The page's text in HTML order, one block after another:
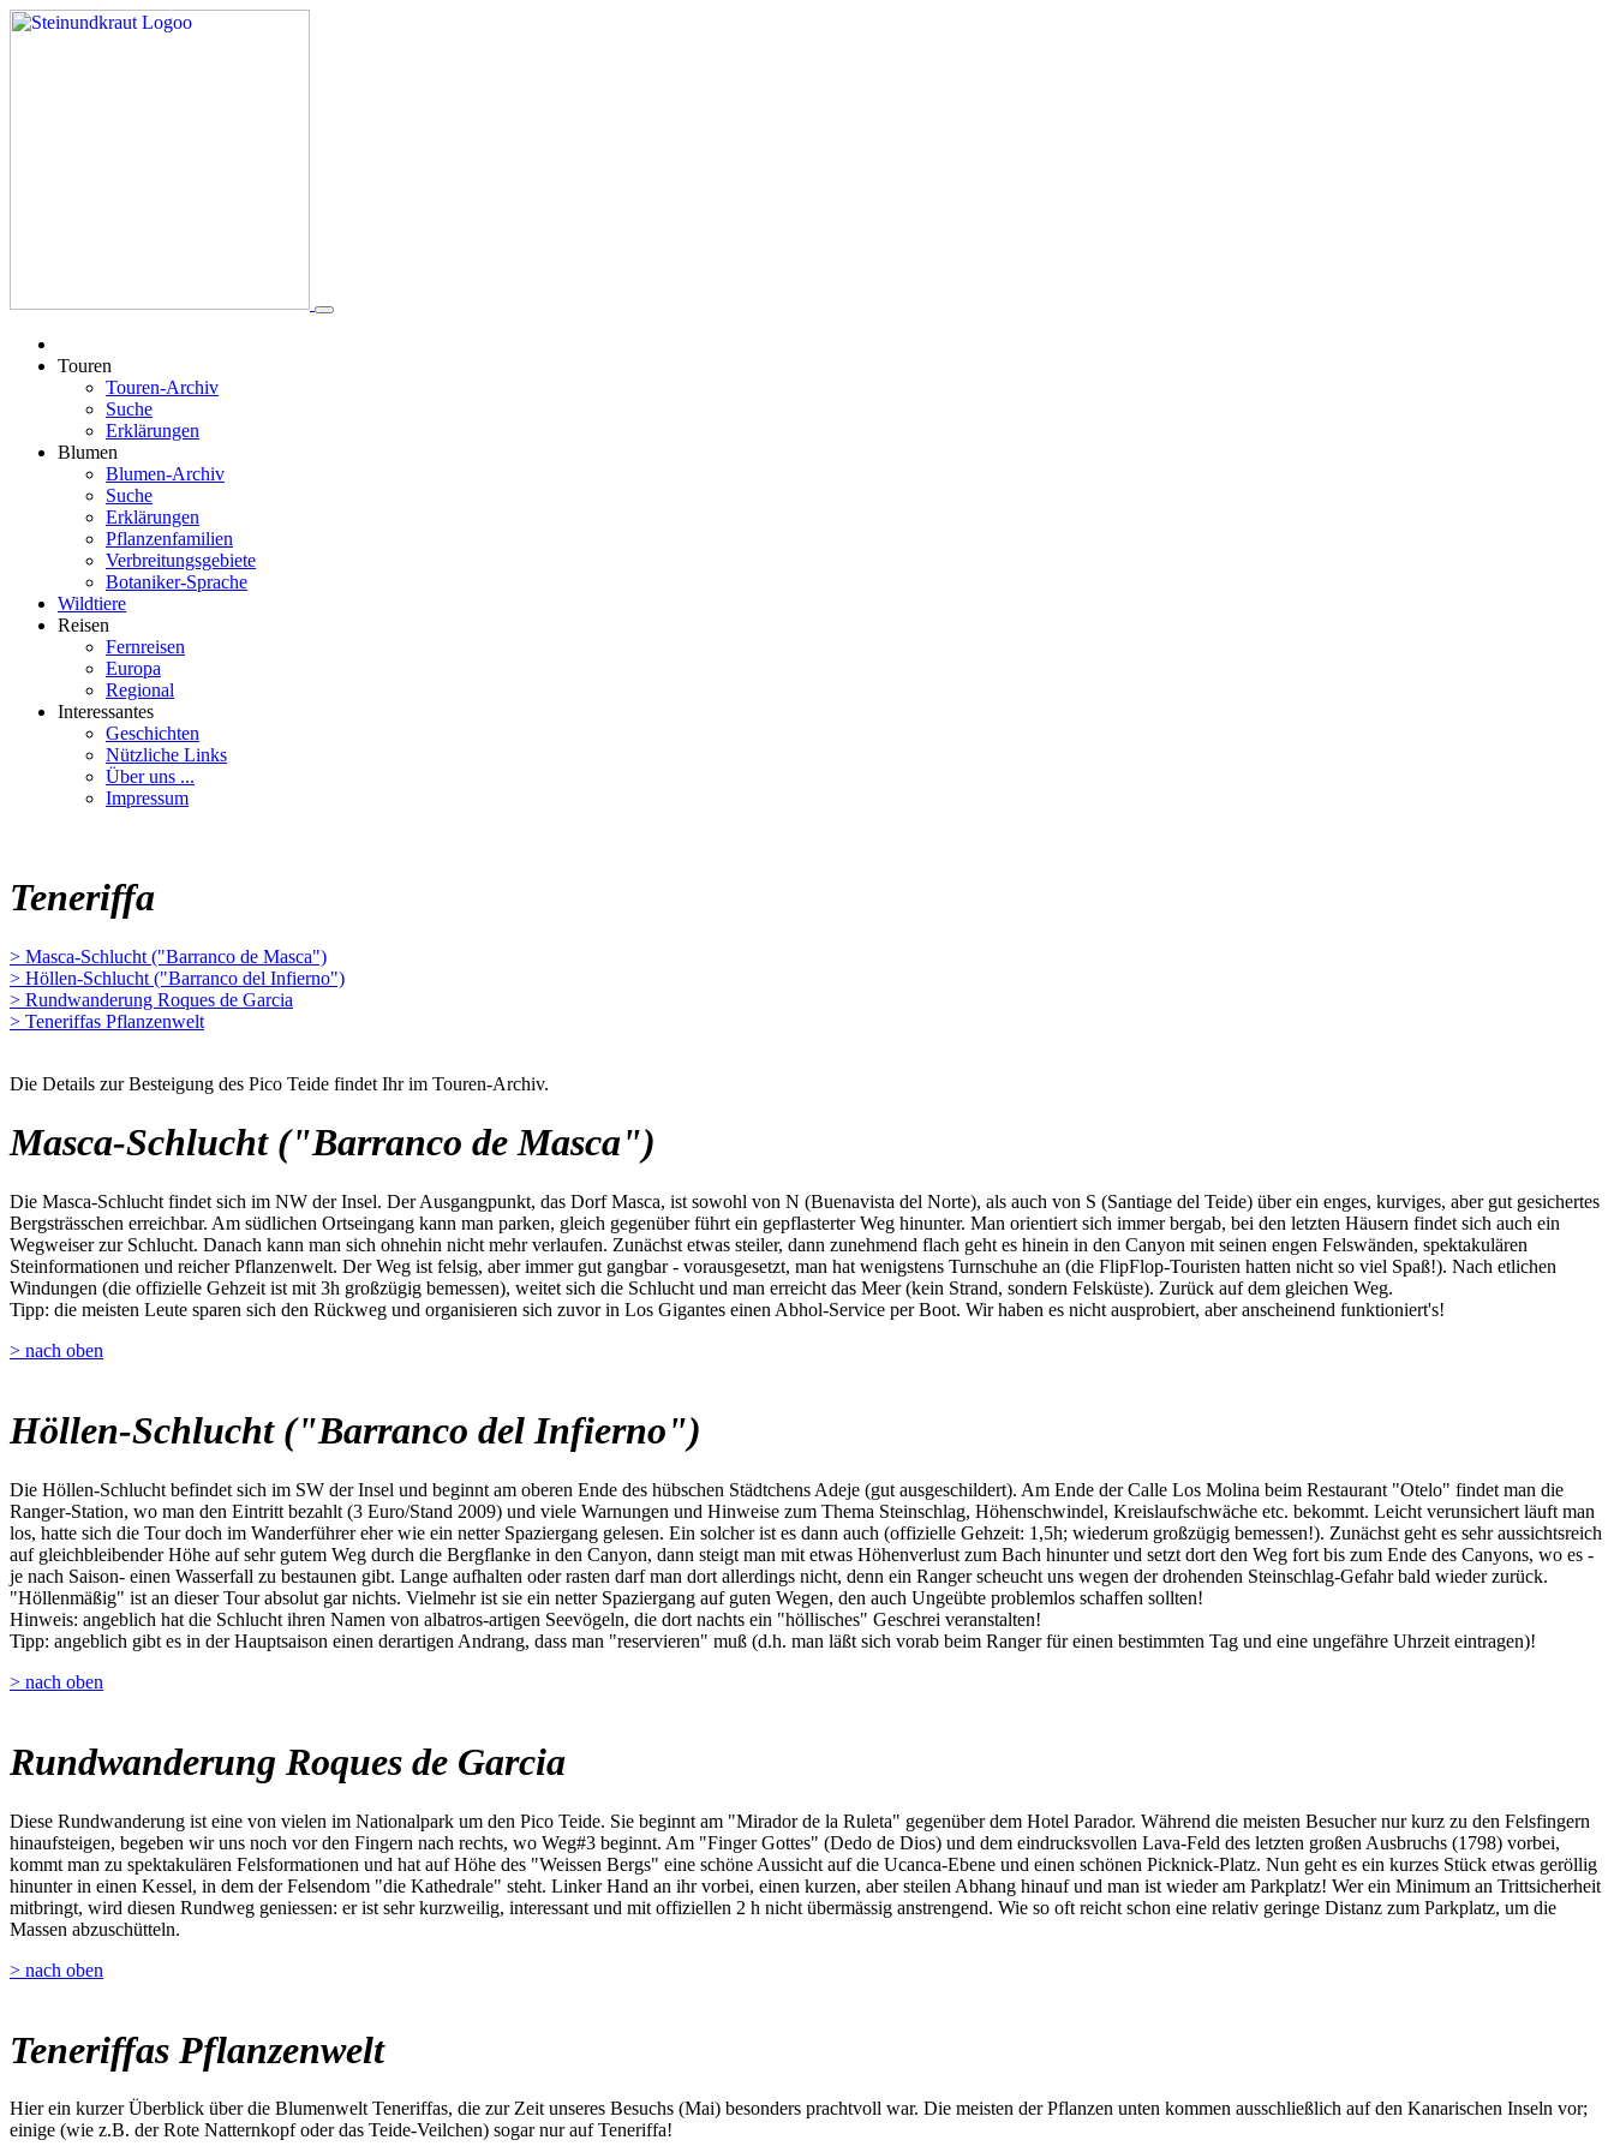
Touren
Touren-Archiv
Suche
Erklärungen
Blumen
Blumen-Archiv
Suche
Erklärungen
Pflanzenfamilien
Verbreitungsgebiete
Botaniker-Sprache
Wildtiere
Reisen
Fernreisen
Europa
Regional
Interessantes
Geschichten
Nützliche Links
Über uns ...
Impressum
Teneriffa
> Masca-Schlucht ("Barranco de Masca")
> Höllen-Schlucht ("Barranco del Infierno")
> Rundwanderung Roques de Garcia
> Teneriffas Pflanzenwelt
Die Details zur Besteigung des Pico Teide findet Ihr im Touren-Archiv.
Masca-Schlucht ("Barranco de Masca")
Die Masca-Schlucht findet sich im NW der Insel. Der Ausgangpunkt, das Dorf Masca, ist sowohl von N (Buenavista del Norte), als auch von S (Santiage del Teide) über ein enges, kurviges, aber gut gesichertes
Bergsträsschen erreichbar. Am südlichen Ortseingang kann man parken, gleich gegenüber führt ein gepflasterter Weg hinunter. Man orientiert sich immer bergab, bei den letzten Häusern findet sich auch ein
Wegweiser zur Schlucht. Danach kann man sich ohnehin nicht mehr verlaufen. Zunächst etwas steiler, dann zunehmend flach geht es hinein in den Canyon mit seinen engen Felswänden, spektakulären
Steinformationen und reicher Pflanzenwelt. Der Weg ist felsig, aber immer gut gangbar - vorausgesetzt, man hat wenigstens Turnschuhe an (die FlipFlop-Touristen hatten nicht so viel Spaß!). Nach etlichen
Windungen (die offizielle Gehzeit ist mit 3h großzügig bemessen), weitet sich die Schlucht und man erreicht das Meer (kein Strand, sondern Felsküste). Zurück auf dem gleichen Weg.
Tipp: die meisten Leute sparen sich den Rückweg und organisieren sich zuvor in Los Gigantes einen Abhol-Service per Boot. Wir haben es nicht ausprobiert, aber anscheinend funktioniert's!
> nach oben
Höllen-Schlucht ("Barranco del Infierno")
Die Höllen-Schlucht befindet sich im SW der Insel und beginnt am oberen Ende des hübschen Städtchens Adeje (gut ausgeschildert). Am Ende der Calle Los Molina beim Restaurant "Otelo" findet man die
Ranger-Station, wo man den Eintritt bezahlt (3 Euro/Stand 2009) und viele Warnungen und Hinweise zum Thema Steinschlag, Höhenschwindel, Kreislaufschwäche etc. bekommt. Leicht verunsichert läuft man
los, hatte sich die Tour doch im Wanderführer eher wie ein netter Spaziergang gelesen. Ein solcher ist es dann auch (offizielle Gehzeit: 1,5h; wiederum großzügig bemessen!). Zunächst geht es sehr aussichtsreich
auf gleichbleibender Höhe auf sehr gutem Weg durch die Bergflanke in den Canyon, dann steigt man mit etwas Höhenverlust zum Bach hinunter und setzt dort den Weg fort bis zum Ende des Canyons, wo es -
je nach Saison- einen Wasserfall zu bestaunen gibt. Lange aufhalten oder rasten darf man dort allerdings nicht, denn ein Ranger scheucht uns wegen der drohenden Steinschlag-Gefahr bald wieder zurück.
"Höllenmäßig" ist an dieser Tour absolut gar nichts. Vielmehr ist sie ein netter Spaziergang auf guten Wegen, den auch Ungeübte problemlos schaffen sollten!
Hinweis: angeblich hat die Schlucht ihren Namen von albatros-artigen Seevögeln, die dort nachts ein "höllisches" Geschrei veranstalten!
Tipp: angeblich gibt es in der Hauptsaison einen derartigen Andrang, dass man "reservieren" muß (d.h. man läßt sich vorab beim Ranger für einen bestimmten Tag und eine ungefähre Uhrzeit eintragen)!
> nach oben
Rundwanderung Roques de Garcia
Diese Rundwanderung ist eine von vielen im Nationalpark um den Pico Teide. Sie beginnt am "Mirador de la Ruleta" gegenüber dem Hotel Parador. Während die meisten Besucher nur kurz zu den Felsfingern
hinaufsteigen, begeben wir uns noch vor den Fingern nach rechts, wo Weg#3 beginnt. Am "Finger Gottes" (Dedo de Dios) und dem eindrucksvollen Lava-Feld des letzten großen Ausbruchs (1798) vorbei,
kommt man zu spektakulären Felsformationen und hat auf Höhe des "Weissen Bergs" eine schöne Aussicht auf die Ucanca-Ebene und einen schönen Picknick-Platz. Nun geht es ein kurzes Stück etwas geröllig
hinunter in einen Kessel, in dem der Felsendom "die Kathedrale" steht. Linker Hand an ihr vorbei, einen kurzen, aber steilen Abhang hinauf und man ist wieder am Parkplatz! Wer ein Minimum an Trittsicherheit
mitbringt, wird diesen Rundweg geniessen: er ist sehr kurzweilig, interessant und mit offiziellen 2 h nicht übermässig anstrengend. Wie so oft reicht schon eine relativ geringe Distanz zum Parkplatz, um die
Massen abzuschütteln.
> nach oben
Teneriffas Pflanzenwelt
Hier ein kurzer Überblick über die Blumenwelt Teneriffas, die zur Zeit unseres Besuchs (Mai) besonders prachtvoll war. Die meisten der Pflanzen unten kommen ausschließlich auf den Kanarischen Inseln vor;
einige (wie z.B. der Rote Natternkopf oder das Teide-Veilchen) sogar nur auf Teneriffa!